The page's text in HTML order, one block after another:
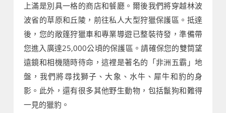
上滿是別具一格的商店和餐廳。爾後我們將穿越林波
波省的草原和丘陵，前往私人大型狩獵保護區。抵達
後，您的敞篷狩獵車和專業導遊已整裝待發，準備帶
您進入廣達25,000公頃的保護區。請確保您的雙筒望
遠鏡和相機隨時待命，這裡是著名的「非洲五霸」地
盤，我們將尋找獅子、大象、水牛、犀牛和豹的身
影。此外，還有很多其他野生動物，包括鬣狗和難得
一見的獵豹。